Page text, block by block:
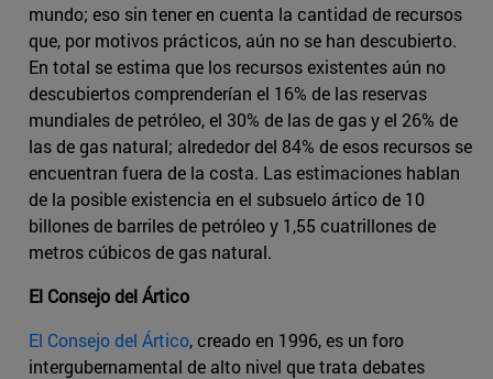
mundo; eso sin tener en cuenta la cantidad de recursos
que, por motivos prácticos, aún no se han descubierto.
En total se estima que los recursos existentes aún no
descubiertos comprenderían el 16% de las reservas
mundiales de petróleo, el 30% de las de gas y el 26% de
las de gas natural; alrededor del 84% de esos recursos se
encuentran fuera de la costa. Las estimaciones hablan
de la posible existencia en el subsuelo ártico de 10
billones de barriles de petróleo y 1,55 cuatrillones de
metros cúbicos de gas natural.
El Consejo del Ártico
El Consejo del Ártico, creado en 1996, es un foro
intergubernamental de alto nivel que trata debates